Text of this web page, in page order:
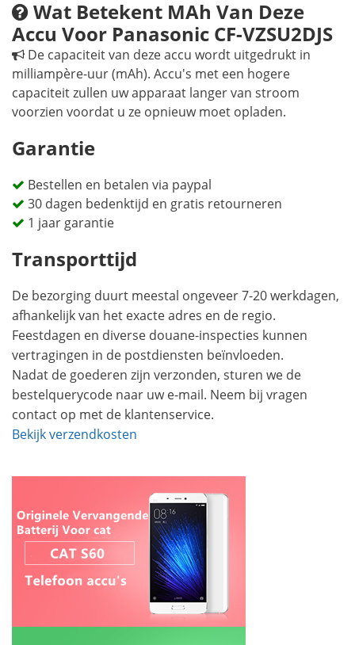
Wat Betekent MAh Van Deze
Accu Voor Panasonic CF-VZSU2DJS
De capaciteit van deze accu wordt uitgedrukt in
milliampère-uur (mAh). Accu's met een hogere
capaciteit zullen uw apparaat langer van stroom
voorzien voordat u ze opnieuw moet opladen.
Garantie
Bestellen en betalen via paypal
30 dagen bedenktijd en gratis retourneren
1 jaar garantie
Transporttijd
De bezorging duurt meestal ongeveer 7-20 werkdagen,
afhankelijk van het exacte adres en de regio.
Feestdagen en diverse douane-inspecties kunnen
vertragingen in de postdiensten beïnvloeden.
Nadat de goederen zijn verzonden, sturen we de
bestelquerycode naar uw e-mail. Neem bij vragen
contact op met de klantenservice.
Bekijk verzendkosten